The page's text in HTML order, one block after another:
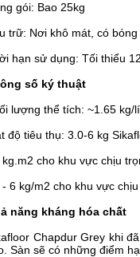
gói: Bao 25kg
trữ: Nơi khô mát, có
hạn sử dụng: Tối thiểu
số ký thuật
lượng thể tích: ~1.65
độ tiêu thụ: 3.0-6 kg
kg.m2 cho khu vực chịu
- 6 kg/m2 cho khu vực
năng kháng hóa chất
Chapdur Grey khi
Sàn sẽ có những điểm